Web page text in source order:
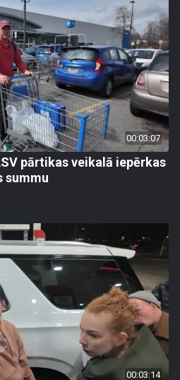
00:03:07
pārtikas veikalā iepērkas
summu
00:03:14